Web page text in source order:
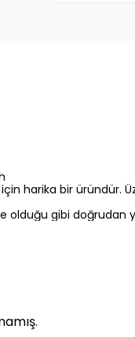
harika bir üründür.
olduğu gibi doğrudan